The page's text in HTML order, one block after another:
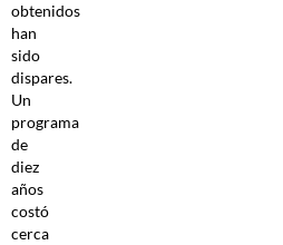
obtenidos
han
sido
dispares.
Un
programa
de
diez
años
costó
cerca